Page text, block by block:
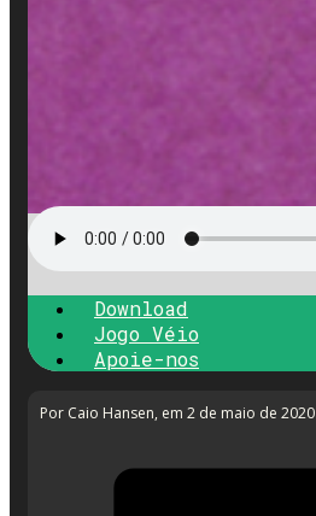
Download
Jogo Véio
Apoie-nos
Por Caio Hansen, em 2 de maio de 2020